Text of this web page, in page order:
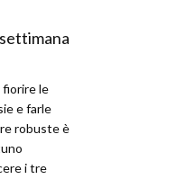
fiorire le
e farle
robuste è
i tre